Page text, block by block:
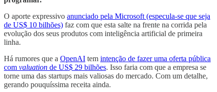
O aporte expressivo anunciado pela Microsoft (especula-se que seja
de US$ 10 bilhões) faz com que esta salte na frente na corrida pela
evolução dos seus produtos com inteligência artificial de primeira
linha.
Há rumores que a OpenAI tem intenção de fazer uma oferta pública
com valuation de US$ 29 bilhões. Isso faria com que a empresa se
torne uma das startups mais valiosas do mercado. Com um detalhe,
gerando pouquíssima receita ainda.